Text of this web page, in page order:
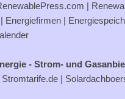
|
Energiefirmen |
- Strom- und
Stromtarife.de |